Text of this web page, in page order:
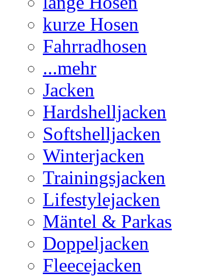
kurze Hosen
Fahrradhosen
...mehr
Jacken
Hardshelljacken
Softshelljacken
Winterjacken
Trainingsjacken
Lifestylejacken
Mäntel & Parkas
Doppeljacken
Fleecejacken